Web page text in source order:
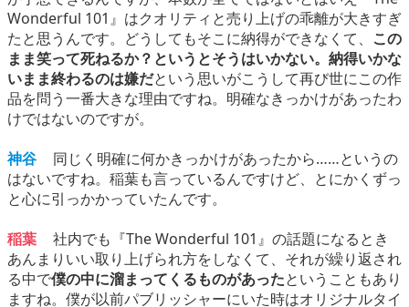
Wonderful 101』はクオリティと売り上げの乖離が大きすぎ
たと思うんです。どうしてもそこに納得ができなくて、 この
まま笑って死ねるか？というとそうはいかない。納得いかな
いまま終わるのは嫌だという思いがこうして再び世にこの作
品を問う一番大きな理由ですね。明確なきっかけがあったわ
けではないのですが。
神谷
同じく明確に何かきっかけがあったから……というの
はないですね。稲葉も言っているんですけど、とにかくずっ
と心に引っかかっていたんです。
稲葉
社内でも『The Wonderful 101』の話題になるとき
あんまりいい取り上げられ方をしなくて、それが繰り返され
る中で僕の中に溜まってくるものがあったということもあり
ますね。僕が以前パブリッシャーにいた時はオリジナルタイ